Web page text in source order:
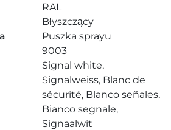
RAL
Błyszczący
Puszka sprayu
9003
Signal white,
Signalweiss, Blanc de
sécurité, Blanco señales,
Bianco segnale,
Signaalwit